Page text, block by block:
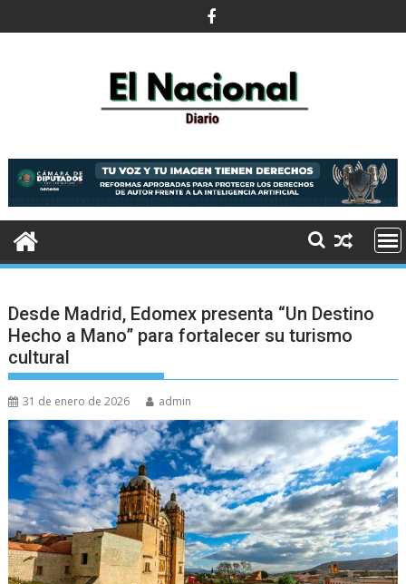
al
Desde Madrid, Edomex presenta “Un Destino
Hecho a Mano” para fortalecer su turismo
cultural
31 de enero de 2026 admin